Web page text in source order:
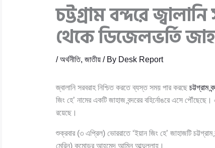
চট্টগ্রাম বন্দরে
থেকে ডিজেলভর্তি
/অর্থনীতি, জাতীয়/ By Desk Report
জ্বালানি সরবরাহ নিশ্চিত করতে ব্যস্ত সময় পার করছে চট্টগ্রাম
জিং হে’ নামের একটি জাহাজ বন্দরের বহির্নোঙরে এসে
রয়েছে।
শুক্রবার (৩ এপ্রিল) ভোররাতে ‘ইয়ান জিং হে’ জাহাজটি চট্টগ্রাম
মেরিন) কমোডর আহমেদ আমিন আব্দুল্লাহ।